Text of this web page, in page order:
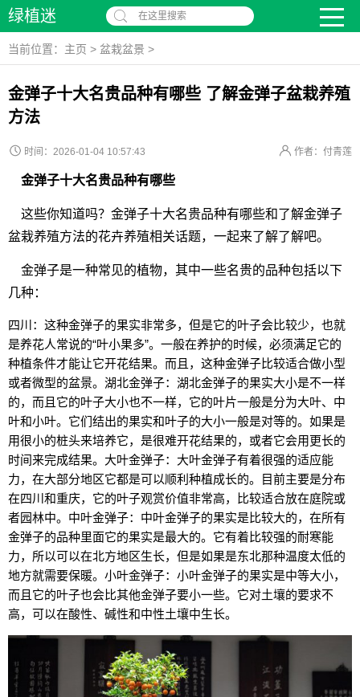
绿植迷 在这里搜索
当前位置： 主页 > 盆栽盆景 >
金弹子十大名贵品种有哪些 了解金弹子盆栽养殖
方法
时间：2026-01-04 10:57:43 作者：付青莲
金弹子十大名贵品种有哪些
这些你知道吗？金弹子十大名贵品种有哪些和了解金弹子
盆栽养殖方法的花卉养殖相关话题，一起来了解了解吧。
金弹子是一种常见的植物，其中一些名贵的品种包括以下
几种：
四川：这种金弹子的果实非常多，但是它的叶子会比较少，也就
是养花人常说的“叶小果多”。一般在养护的时候，必须满足它的
种植条件才能让它开花结果。而且，这种金弹子比较适合做小型
或者微型的盆景。湖北金弹子：湖北金弹子的果实大小是不一样
的，而且它的叶子大小也不一样，它的叶片一般是分为大叶、中
叶和小叶。它们结出的果实和叶子的大小一般是对等的。如果是
用很小的桩头来培养它，是很难开花结果的，或者它会用更长的
时间来完成结果。大叶金弹子：大叶金弹子有着很强的适应能
力，在大部分地区它都是可以顺利种植成长的。目前主要是分布
在四川和重庆，它的叶子观赏价值非常高，比较适合放在庭院或
者园林中。中叶金弹子：中叶金弹子的果实是比较大的，在所有
金弹子的品种里面它的果实是最大的。它有着比较强的耐寒能
力，所以可以在北方地区生长，但是如果是东北那种温度太低的
地方就需要保暖。小叶金弹子：小叶金弹子的果实是中等大小，
而且它的叶子也会比其他金弹子要小一些。它对土壤的要求不
高，可以在酸性、碱性和中性土壤中生长。